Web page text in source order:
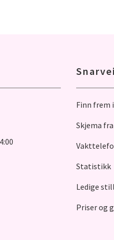
Finn frem
Skjema
Statistikk
Ledige
Priser og